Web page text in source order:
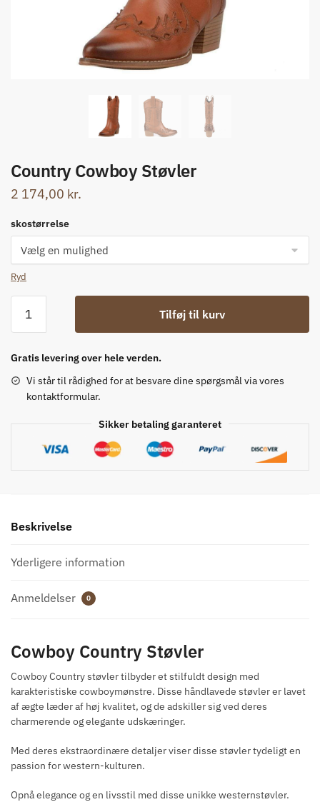
Country Cowboy Støvler
2 174,00 kr.
skostørrelse
Ryd
Cowboy
antal
Tilføj til kurv
Gratis levering over hele verden.
Vi står til rådighed for at besvare dine spørgsmål via vores
kontaktformular.
Sikker betaling garanteret
Beskrivelse
Yderligere information
Anmeldelser 0
Cowboy Country Støvler
Cowboy Country støvler tilbyder et stilfuldt design med
karakteristiske cowboymønstre. Disse håndlavede støvler er lavet
af ægte læder af høj kvalitet, og de adskiller sig ved deres
charmerende og elegante udskæringer.
Med deres ekstraordinære detaljer viser disse støvler tydeligt en
passion for western-kulturen.
Opnå elegance og en livsstil med disse unikke westernstøvler.